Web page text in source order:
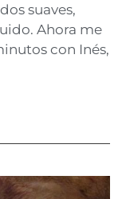
suaves,
Ahora me
con Inés,